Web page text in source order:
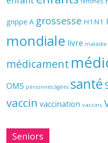
grippe A grossesse H1N1
mondiale livre maladie
médicament
OMS personnes âgées santé
vaccin vaccination vaccins
Seniors